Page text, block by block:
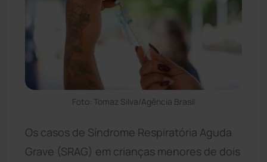
Foto: Tomaz Silva/Agência Brasil
Os casos de Síndrome Respiratória Aguda
Grave (SRAG) em crianças menores de dois